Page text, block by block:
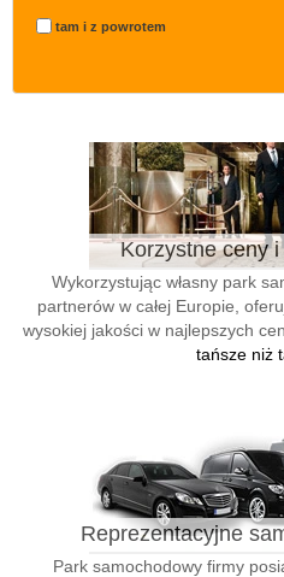
tam i z powrotem
Korzystne ceny
Wykorzystując własny park
partnerów w całej Europie,
wysokiej jakości w najlepszych
tańsze niż
Reprezentacyjne
Park samochodowy firmy